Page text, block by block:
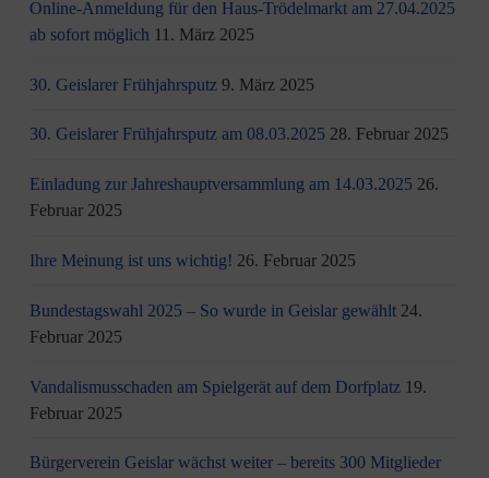
Online-Anmeldung für den Haus-Trödelmarkt am 27.04.2025
ab sofort möglich 11. März 2025
30. Geislarer Frühjahrsputz 9. März 2025
30. Geislarer Frühjahrsputz am 08.03.2025 28. Februar 2025
Einladung zur Jahreshauptversammlung am 14.03.2025 26.
Februar 2025
Ihre Meinung ist uns wichtig! 26. Februar 2025
Bundestagswahl 2025 – So wurde in Geislar gewählt 24.
Februar 2025
Vandalismusschaden am Spielgerät auf dem Dorfplatz 19.
Februar 2025
Bürgerverein Geislar wächst weiter – bereits 300 Mitglieder